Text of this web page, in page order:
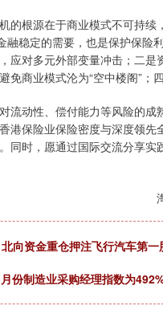
的根源在于商业模式不可持
融稳定的需要，也是保护保
应对多元外部变量冲击；二
商业模式沦为“空中楼阁”；
流动性、偿付能力等风险的
港保险业保险密度与深度领
同时，愿通过国际交流分享
向资金重仓押注飞行汽车第
份制造业采购经理指数为